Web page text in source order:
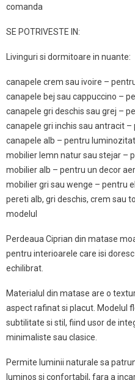
comanda
SE POTRIVESTE IN:
Livinguri si dormitoare in nuante:
canapele crem sau ivoire –
canapele bej sau cappuccino –
canapele gri deschis sau grej –
canapele gri inchis sau antracit
canapele alb – pentru
mobilier lemn natur sau stejar –
mobilier alb – pentru un decor
mobilier gri sau wenge – pentru
pereti alb, gri deschis, crem sau
modelul
Perdeaua Ciprian din matase
pentru interioarele care isi
echilibrat.
Materialul din matase are o
aspect rafinat si placut. Modelul
subtilitate si stil, fiind usor de
minimaliste sau clasice.
Permite luminii naturale sa
luminos si confortabil, fara a